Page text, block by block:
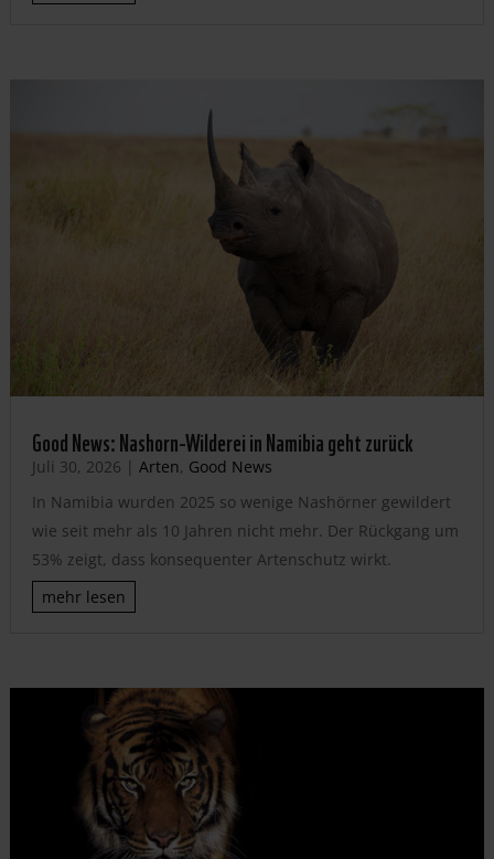
Good News: Nashorn-Wilderei in Namibia geht zurück
Juli 30, 2026 | Arten, Good News
In Namibia wurden 2025 so wenige Nashörner gewildert
wie seit mehr als 10 Jahren nicht mehr. Der Rückgang um
53% zeigt, dass konsequenter Artenschutz wirkt.
mehr lesen